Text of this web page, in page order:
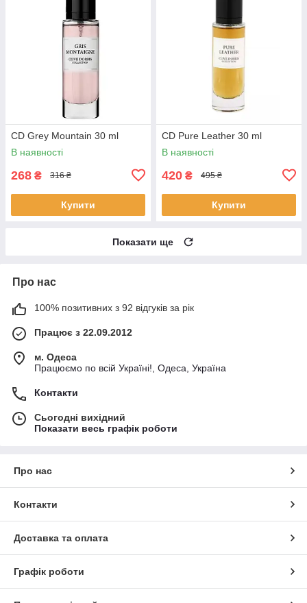
CD Grey Mountain 30 ml
В наявності
268 ₴ 316 ₴
Купити
CD Pure Leather 30 ml
В наявності
420 ₴ 495 ₴
Купити
Показати ще
Про нас
100% позитивних з 92 відгуків за рік
Працює з 22.09.2012
м. Одеса
Працюємо по всій Україні!, Одеса, Україна
Контакти
Сьогодні вихідний
Показати весь графік роботи
Про нас
Контакти
Доставка та оплата
Графік роботи